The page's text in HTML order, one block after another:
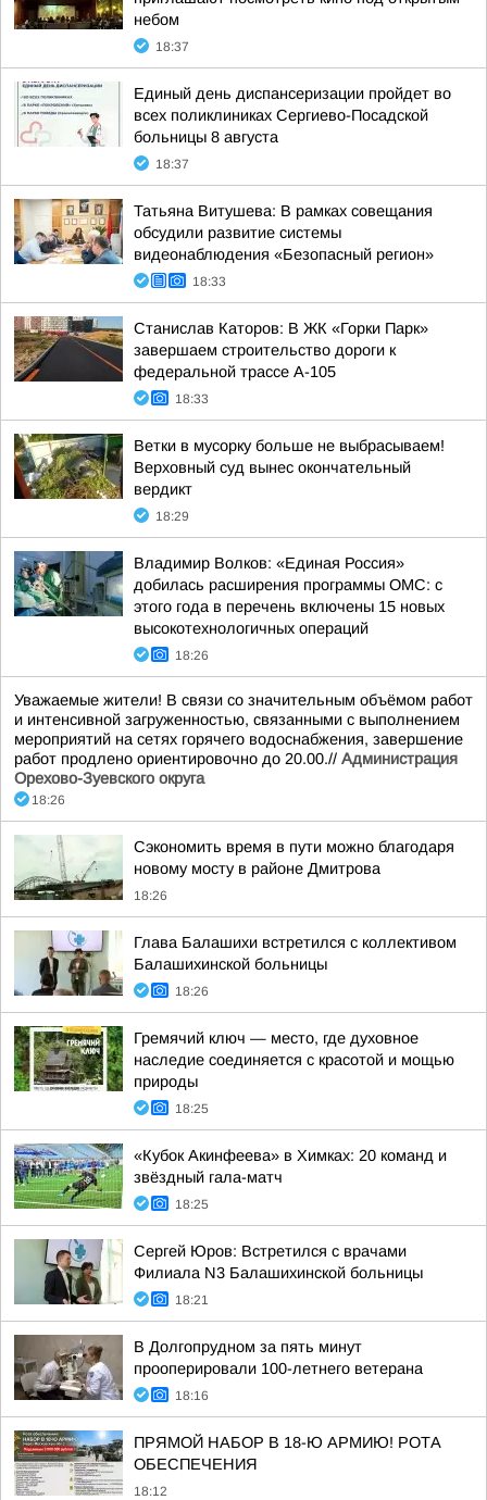
небом
18:37
Единый день диспансеризации пройдет во
всех поликлиниках Сергиево-Посадской
больницы 8 августа
18:37
Татьяна Витушева: В рамках совещания
обсудили развитие системы
видеонаблюдения «Безопасный регион»
18:33
Станислав Каторов: В ЖК «Горки Парк»
завершаем строительство дороги к
федеральной трассе А-105
18:33
Ветки в мусорку больше не выбрасываем!
Верховный суд вынес окончательный
вердикт
18:29
Владимир Волков: «Единая Россия»
добилась расширения программы ОМС: с
этого года в перечень включены 15 новых
высокотехнологичных операций
18:26
Уважаемые жители! В связи со значительным объёмом работ
и интенсивной загруженностью, связанными с выполнением
мероприятий на сетях горячего водоснабжения, завершение
работ продлено ориентировочно до 20.00.// Администрация
Орехово-Зуевского округа
18:26
Сэкономить время в пути можно благодаря
новому мосту в районе Дмитрова
18:26
Глава Балашихи встретился с коллективом
Балашихинской больницы
18:26
Гремячий ключ — место, где духовное
наследие соединяется с красотой и мощью
природы
18:25
«Кубок Акинфеева» в Химках: 20 команд и
звёздный гала-матч
18:25
Сергей Юров: Встретился с врачами
Филиала N3 Балашихинской больницы
18:21
В Долгопрудном за пять минут
прооперировали 100-летнего ветерана
18:16
ПРЯМОЙ НАБОР В 18-Ю АРМИЮ! РОТА
ОБЕСПЕЧЕНИЯ
18:12